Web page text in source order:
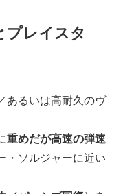
プレイスタ
あるいは高耐久のヴ
重めだが高速の弾速
・ソルジャーに近い